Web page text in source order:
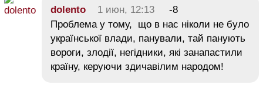
dolento 1 июн, 12:13
-8
Проблема у тому, що в нас ніколи не було
української влади, панували, тай панують
вороги, злодії, негідники, які занапастили
країну, керуючи здичавілим народом!